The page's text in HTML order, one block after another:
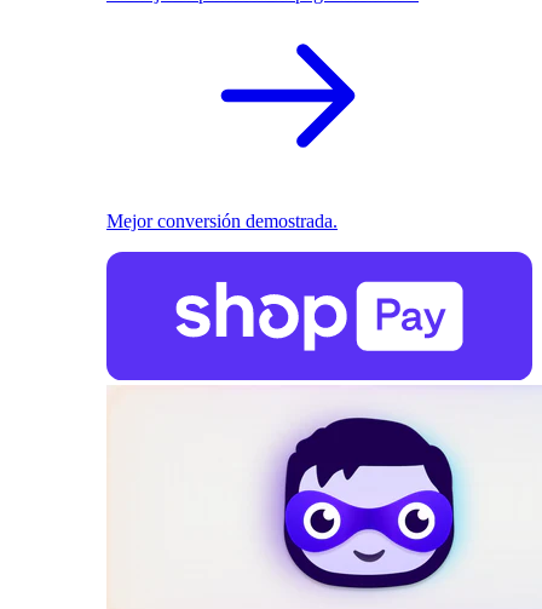
Mejor conversión demostrada.